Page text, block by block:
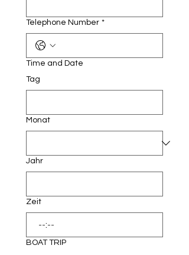
Telephone Number *
Time and Date
Tag
Monat
Jahr
Zeit
:
BOAT TRIP